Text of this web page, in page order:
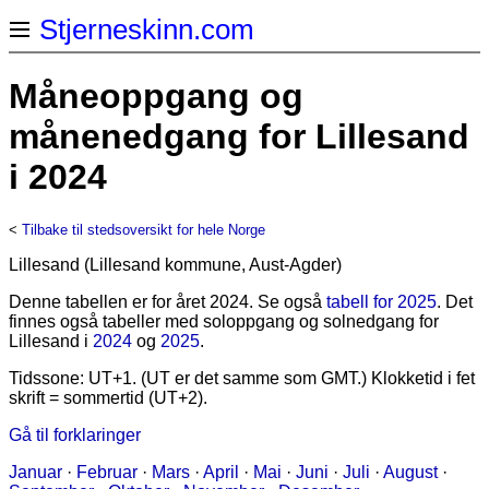
Stjerneskinn.com
Måneoppgang og
månenedgang for Lillesand
i 2024
< Tilbake til stedsoversikt for hele Norge
Lillesand (Lillesand kommune, Aust-Agder)
Denne tabellen er for året 2024. Se også tabell for 2025. Det
finnes også tabeller med soloppgang og solnedgang for
Lillesand i 2024 og 2025.
Tidssone: UT+1. (UT er det samme som GMT.) Klokketid i fet
skrift = sommertid (UT+2).
Gå til forklaringer
Januar · Februar · Mars · April · Mai · Juni · Juli · August·